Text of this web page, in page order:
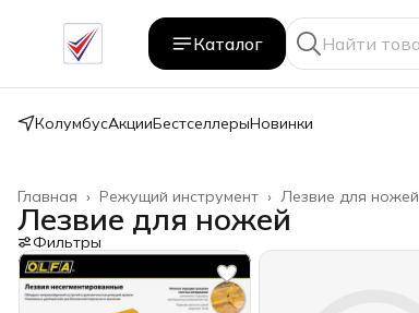
Каталог
КолумбусАкцииБестселлерыНовинки
Лезвие для ножей
Режущий инструмент ›
Главная ›
Лезвие для ножей
Фильтры